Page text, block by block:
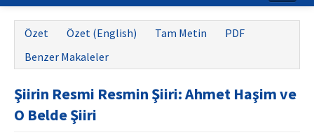
Dergi Kurulları
Rehberler
Yayın Politikaları
Özet Özet (English) Tam Metin
PDF
Benzer Makaleler
Şiirin Resmi Resmin Şiiri: Ahmet Haşim ve
O Belde Şiiri